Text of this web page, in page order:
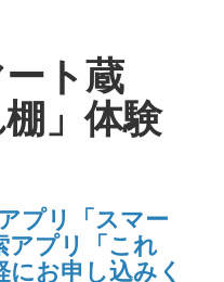
ト蔵
」体験
プリ「スマー
アプリ「これ
お申し込みく